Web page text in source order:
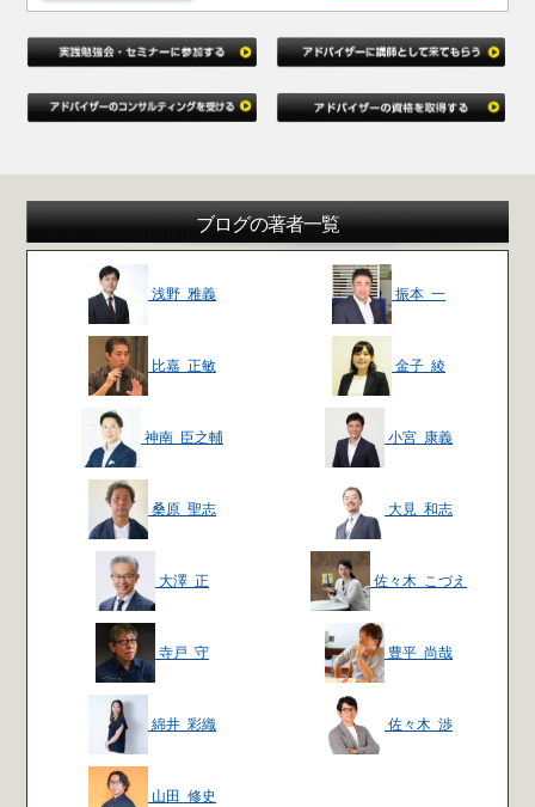
ブログの著者一覧
浅野 雅義 振本 一
比嘉 正敏 金子 綾
神南 臣之輔 小宮 康義
桑原 聖志 大見 和志
大澤 正 佐々木 こづえ
寺戸 守 豊平 尚哉
綿井 彩織 佐々木 渉
山田 修史